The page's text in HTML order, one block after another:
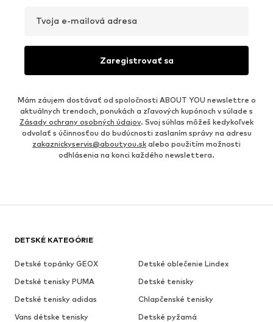
Tvoja e-mailová adresa
Zaregistrovať sa
Mám záujem dostávať od spoločnosti ABOUT YOU newslettre o
aktuálnych trendoch, ponukách a zľavových kupónoch v súlade s
Zásady ochrany osobných údajov. Svoj súhlas môžeš kedykoľvek
odvolať s účinnosťou do budúcnosti zaslaním správy na adresu
zakaznickyservis@aboutyou.sk alebo použitím možnosti
odhlásenia na konci každého newslettera.
DETSKÉ KATEGÓRIE
Detské topánky GEOX
Detské oblečenie Lindex
Detské tenisky PUMA
Detské tenisky
Detské tenisky adidas
Chlapčenské tenisky
Vans détske tenisky
Detské pyžamá